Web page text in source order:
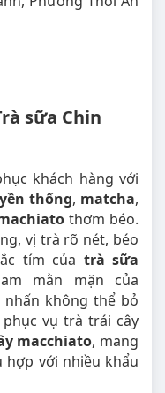
sữa Chin
khách hàng với
thống, matcha,
thơm béo.
vị trà rõ nét, béo
tím của trà sữa
mằn mặn của
nhấn không thể bỏ
vụ trà trái cây
macchiato, mang
với nhiều khẩu